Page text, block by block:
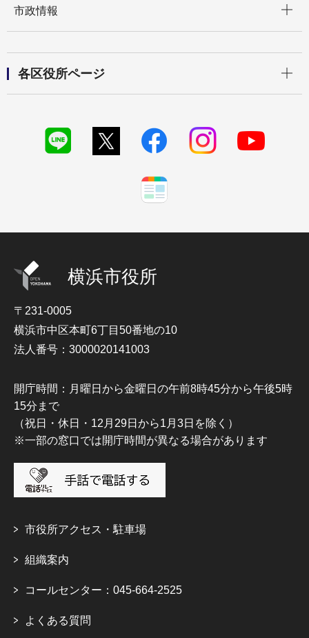
市政情報
各区役所ページ
横浜市役所
〒231-0005
横浜市中区本町6丁目50番地の10
法人番号：3000020141003
開庁時間：月曜日から金曜日の午前8時45分から午後5時
15分まで
（祝日・休日・12月29日から1月3日を除く）
※一部の窓口では開庁時間が異なる場合があります
市役所アクセス・駐車場
組織案内
コールセンター：045-664-2525
よくある質問